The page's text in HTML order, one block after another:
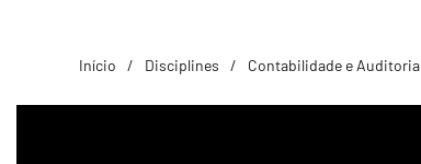
Início Disciplines Contabilidade e Auditoria